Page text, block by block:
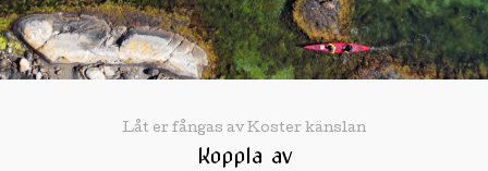
Låt er fångas av Koster känslan
Koppla av